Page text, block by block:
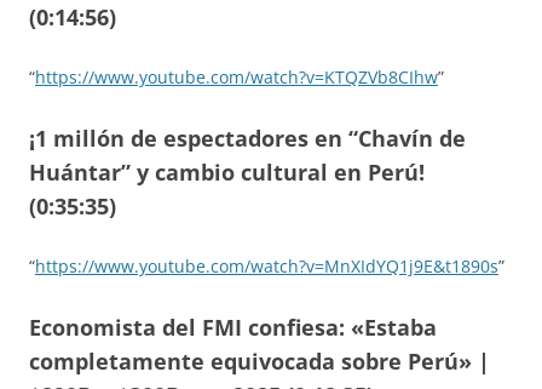
(0:14:56)
“https://www.youtube.com/watch?v=KTQZVb8CIhw”
¡1 millón de espectadores en “Chavín de
Huántar” y cambio cultural en Perú!
(0:35:35)
“https://www.youtube.com/watch?v=MnXIdYQ1j9E&t1890s”
Economista del FMI confiesa: «Estaba
completamente equivocada sobre Perú» |